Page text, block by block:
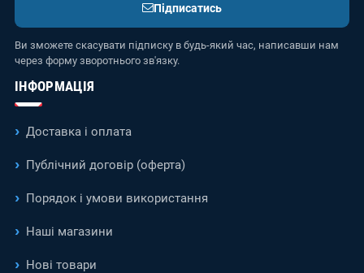
Підписатись
Ви зможете скасувати підписку в будь-який час, написавши нам
через форму зворотнього зв'язку.
ІНФОРМАЦІЯ
Доставка і оплата
Публічний договір (оферта)
Порядок і умови використання
Наші магазини
Нові товари